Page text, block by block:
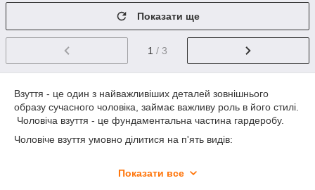
Показати ще
1 / 3
Взуття - це один з найважливіших деталей зовнішнього
образу сучасного чоловіка, займає важливу роль в його стилі.
Чоловіча взуття - це фундаментальна частина гардеробу.
Чоловіче взуття умовно ділитися на п'ять видів:
Показати все